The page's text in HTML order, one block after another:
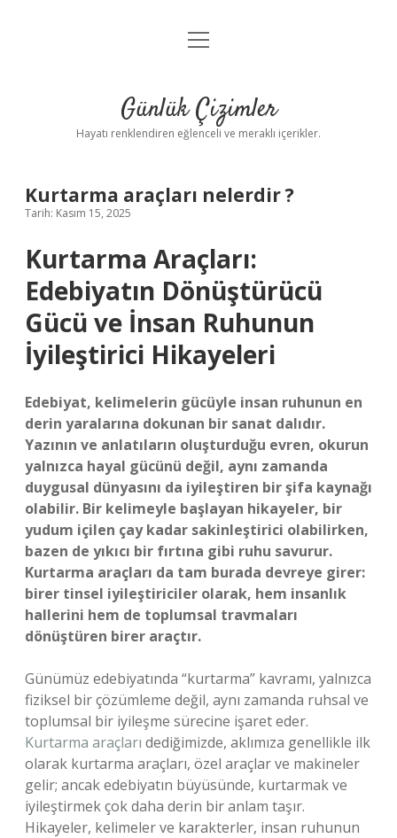
Anasayfa
Yasal Uyarı
menüyü
Günlük Çizimler
Hayatı renklendiren eğlenceli ve meraklı içerikler.
Kurtarma araçları nelerdir ?
Tarih: Kasım 15, 2025
Kurtarma Araçları:
Edebiyatın Dönüştürücü
Gücü ve İnsan Ruhunun
İyileştirici Hikayeleri
Edebiyat, kelimelerin gücüyle insan ruhunun en
derin yaralarına dokunan bir sanat dalıdır.
Yazının ve anlatıların oluşturduğu evren, okurun
yalnızca hayal gücünü değil, aynı zamanda
duygusal dünyasını da iyileştiren bir şifa kaynağı
olabilir. Bir kelimeyle başlayan hikayeler, bir
yudum içilen çay kadar sakinleştirici olabilirken,
bazen de yıkıcı bir fırtına gibi ruhu savurur.
Kurtarma araçları da tam burada devreye girer:
birer tinsel iyileştiriciler olarak, hem insanlık
hallerini hem de toplumsal travmaları
dönüştüren birer araçtır.
Günümüz edebiyatında “kurtarma” kavramı, yalnızca
fiziksel bir çözümleme değil, aynı zamanda ruhsal ve
toplumsal bir iyileşme sürecine işaret eder.
Kurtarma araçları dediğimizde, aklımıza genellikle ilk
olarak kurtarma araçları, özel araçlar ve makineler
gelir; ancak edebiyatın büyüsünde, kurtarmak ve
iyileştirmek çok daha derin bir anlam taşır.
Hikayeler, kelimeler ve karakterler, insan ruhunun